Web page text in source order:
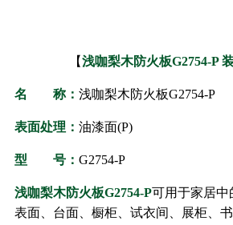
【浅咖梨木防火板G2754-P
名 称： 浅咖梨木防火板G2754-P
表面处理： 油漆面(P)
型 号： G2754-P
浅咖梨木防火板G2754-P可用于家居中
表面、台面、橱柜、试衣间、展柜、